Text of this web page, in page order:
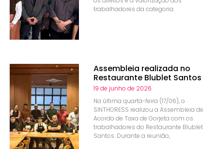
trabalhadores da categoria.
Assembleia realizada no
Restaurante Blublet Santos
19 de junho de 2026
Na última quarta-feira (17/06), o
SINTHORESS realizou a Assembleia de
Acordo de Taxa de Gorjeta com os
trabalhadores do Restaurante Blublet
Santos. Durante a reunião,